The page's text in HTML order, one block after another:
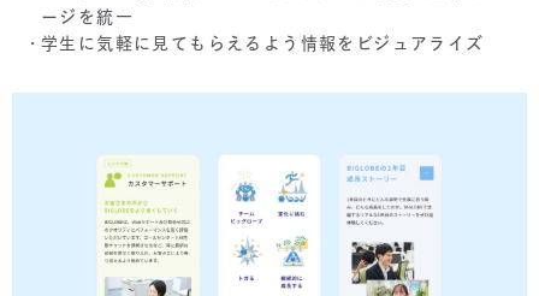
ージを統一
学生に気軽に見てもらえるよう情報をビジュアライズ